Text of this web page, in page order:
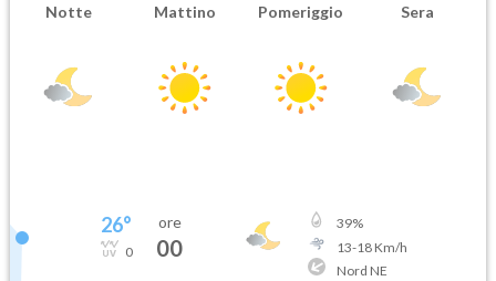
Notte Mattino Pomeriggio Sera
26°
0
ore
00
39%
13-18Km/h
Nord NE